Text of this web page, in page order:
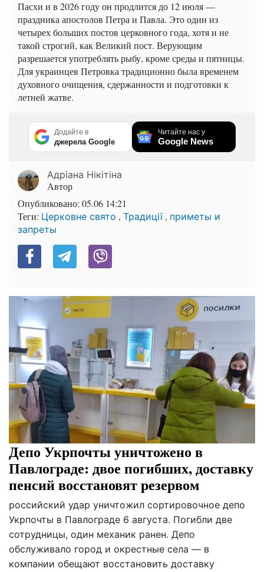
Пасхи и в 2026 году он продлится до 12 июля —
праздника апостолов Петра и Павла. Это один из
четырех больших постов церковного года, хотя и не
такой строгий, как Великий пост. Верующим
разрешается употреблять рыбу, кроме среды и пятницы.
Для украинцев Петровка традиционно была временем
духовного очищения, сдержанности и подготовки к
летней жатве.
Додайте в
джерела Google
Читайте нас у
Google News
Адріана Нікітіна
Автор
Опубликовано: 05.06 14:21
Теги: Церковне свято , Традиції, приметы и
запреты
Депо Укрпочты уничтожено в
Павлограде: двое погибших, доставку
пенсий восстановят резервом
российский удар уничтожил сортировочное депо
Укрпочты в Павлограде 6 августа. Погибли две
сотрудницы, один механик ранен. Депо
обслуживало город и окрестные села — в
компании обещают восстановить доставку